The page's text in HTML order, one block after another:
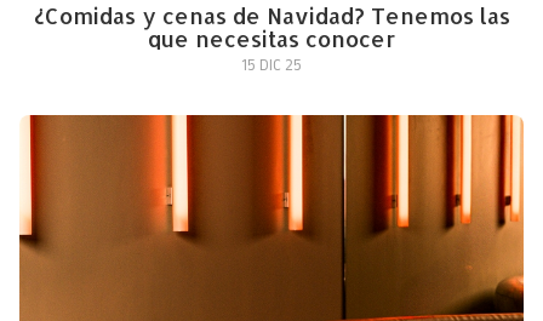
¿Comidas y cenas de Navidad? Tenemos las
que necesitas conocer
15 DIC 25